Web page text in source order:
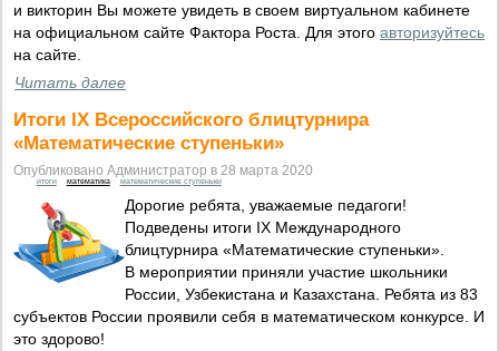
и викторин Вы можете увидеть в своем виртуальном кабинете
на официальном сайте Фактора Роста. Для этого авторизуйтесь
на сайте.
Читать далее
Итоги IX Всероссийского блицтурнира
«Математические ступеньки»
Опубликовано Администратор в 28 марта 2020
итоги математика математические ступеньки
Дорогие ребята, уважаемые педагоги!
Подведены итоги IX Международного
блицтурнира «Математические ступеньки».
В мероприятии приняли участие школьники
России, Узбекистана и Казахстана. Ребята из 83
субъектов России проявили себя в математическом конкурсе. И
это здорово!